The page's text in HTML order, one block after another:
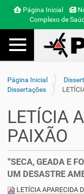
Página Inicial
Complexo de
Toggle navigation
Página Inicial
Dissertações
LETÍCIA
PAIXÃO
“SECA, GEADA E
UM DESASTRE
LETÍCIA APARECIDA